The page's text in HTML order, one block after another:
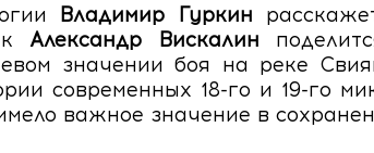
Владимир Гуркин
Александр Вискалин
значении боя на реке
современных 18-го и 19-го
важное значение в